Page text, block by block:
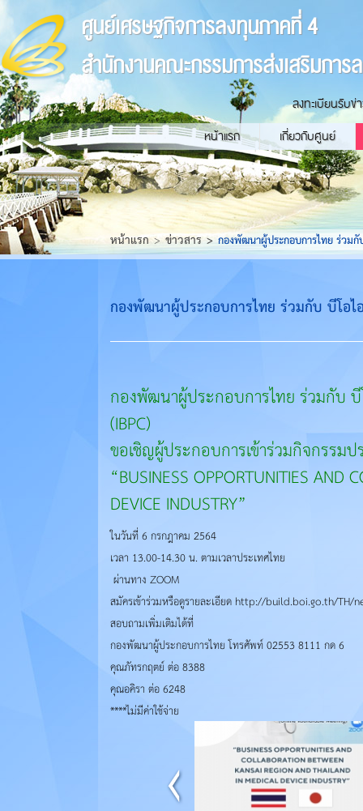
ศูนย์เศรษฐกิจการลงทุนภาคที่ 4
สำนักงานคณะกรรมการส่งเสริมการ
ลงทะเบียนรับข่
หน้าแรก
เกี่ยวกับศูนย์
หน้าแรก ข่าวสาร กองพัฒนาผู้ประกอบการไทย ร่วม
กองพัฒนาผู้ประกอบการไทย ร่วมกับ บีโอ
กองพัฒนาผู้ประกอบการไทย ร่วมกับ
(IBPC)
ขอเชิญผู้ประกอบการเข้าร่วมกิจกรร
“BUSINESS OPPORTUNITIES AND
DEVICE INDUSTRY”
ในวันที่ 6 กรกฎาคม 2564
เวลา 13.00-14.30 น. ตามเวลาประเทศไทย
ผ่านทาง ZOOM
สมัครเข้าร่วมหรือดูรายละเอียด http://build.boi.go.th/TH/
สอบถามเพิ่มเติมได้ที่
กองพัฒนาผู้ประกอบการไทย โทรศัพท์ 02553 8111 กด 6
คุณภัทรกฤตย์ ต่อ 8388
คุณอคิรา ต่อ 6248
****ไม่มีค่าใช้จ่าย